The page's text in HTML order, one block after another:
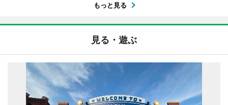
もっと見る
見る・遊ぶ